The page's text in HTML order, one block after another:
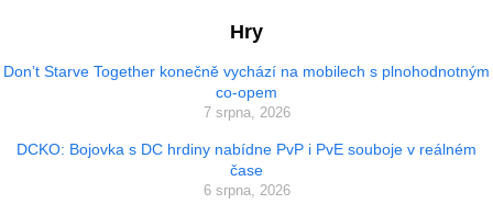
Hry
Don’t Starve Together konečně vychází na mobilech s plnohodnotným
co-opem
7 srpna, 2026
DCKO: Bojovka s DC hrdiny nabídne PvP i PvE souboje v reálném
čase
6 srpna, 2026